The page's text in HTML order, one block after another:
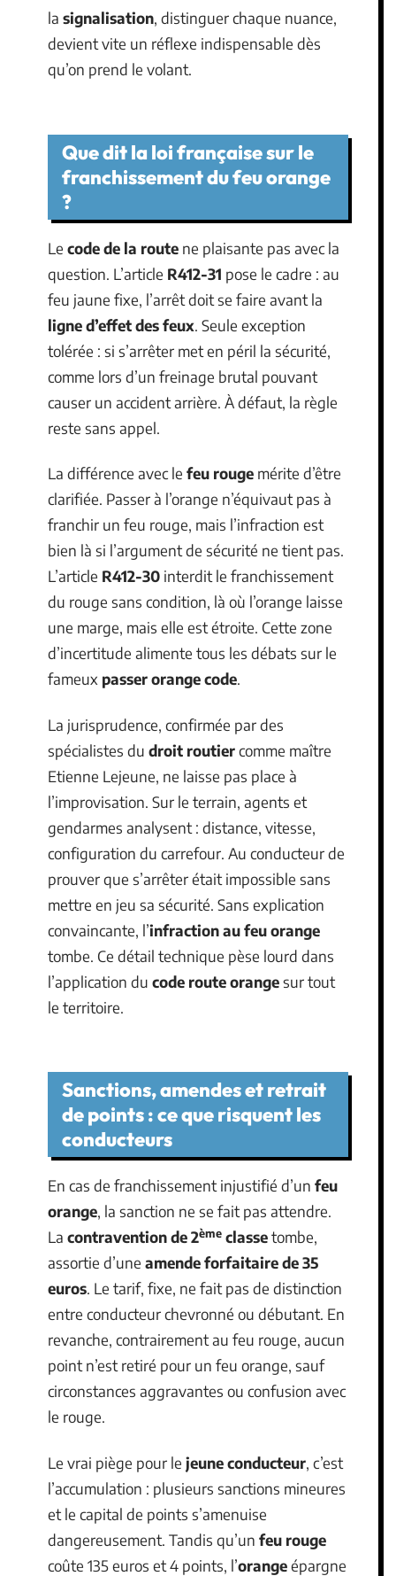
la signalisation, distinguer chaque nuance,
devient vite un réflexe indispensable dès
qu’on prend le volant.
Que dit la loi française sur le
franchissement du feu orange
?
Le code de la route ne plaisante pas avec la
question. L’article R412-31 pose le cadre : au
feu jaune fixe, l’arrêt doit se faire avant la
ligne d’effet des feux. Seule exception
tolérée : si s’arrêter met en péril la sécurité,
comme lors d’un freinage brutal pouvant
causer un accident arrière. À défaut, la règle
reste sans appel.
La différence avec le feu rouge mérite d’être
clarifiée. Passer à l’orange n’équivaut pas à
franchir un feu rouge, mais l’infraction est
bien là si l’argument de sécurité ne tient pas.
L’article R412-30 interdit le franchissement
du rouge sans condition, là où l’orange laisse
une marge, mais elle est étroite. Cette zone
d’incertitude alimente tous les débats sur le
fameux passer orange code.
La jurisprudence, confirmée par des
spécialistes du droit routiercomme maître
Etienne Lejeune, ne laisse pas place à
l’improvisation. Sur le terrain, agents et
gendarmes analysent : distance, vitesse,
configuration du carrefour. Au conducteur de
prouver que s’arrêter était impossible sans
mettre en jeu sa sécurité. Sans explication
convaincante, l’infraction au feu orange
tombe. Ce détail technique pèse lourd dans
l’application du code route orangesur tout
le territoire.
Sanctions, amendes et retrait
de points : ce que risquent les
conducteurs
En cas de franchissement injustifié d’un feu
orange, la sanction ne se fait pas attendre.
La contravention de 2ème classetombe,
assortie d’une amende forfaitaire de 35
euros. Le tarif, fixe, ne fait pas de distinction
entre conducteur chevronné ou débutant. En
revanche, contrairement au feu rouge, aucun
point n’est retiré pour un feu orange, sauf
circonstances aggravantes ou confusion avec
le rouge.
Le vrai piège pour le jeune conducteur, c’est
l’accumulation : plusieurs sanctions mineures
et le capital de points s’amenuise
dangereusement. Tandis qu’un feu rouge
coûte 135 euros et 4 points, l’orangeépargne